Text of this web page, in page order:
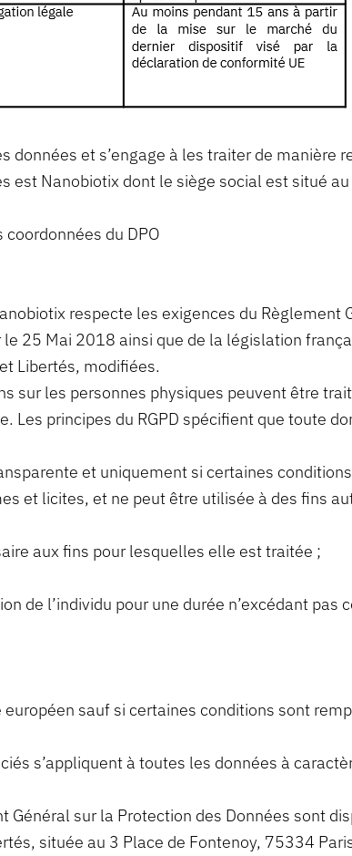
et s’engage à les traiter de manière
est Nanobiotix dont le siège social est situé
du DPO
respecte les exigences du Règlement
25 Mai 2018 ainsi que de la législation
Libertés, modifiées.
sur les personnes physiques peuvent être
Les principes du RGPD spécifient que toute
et uniquement si certaines
et licites, et ne peut être utilisée à des fins
aux fins pour lesquelles elle est traitée ;
de l’individu pour une durée n’excédant pas
sauf si certaines conditions sont
s’appliquent à toutes les données à
sur la Protection des Données sont
située au 3 Place de Fontenoy, 75334